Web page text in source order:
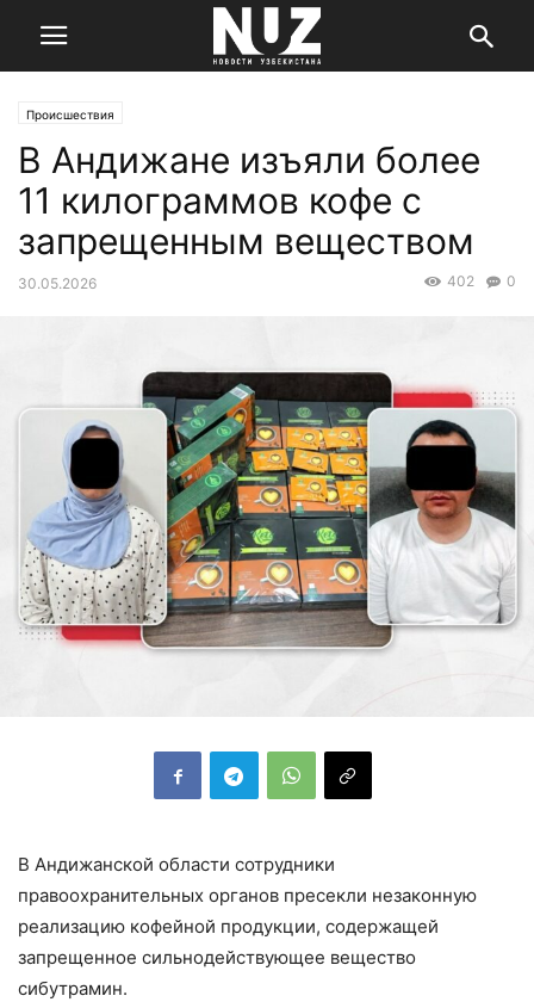
Происшествия
В Андижане изъяли более
11 килограммов кофе с
запрещенным веществом
30.05.2026 0
402
В Андижанской области сотрудники
правоохранительных органов пресекли незаконную
реализацию кофейной продукции, содержащей
запрещенное сильнодействующее вещество
сибутрамин.